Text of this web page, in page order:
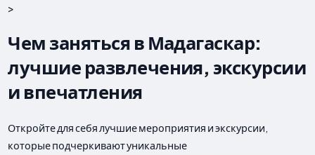
>
Чем заняться в Мадагаскар:
лучшие развлечения, экскурсии
и впечатления
Откройте для себя лучшие мероприятия и экскурсии,
которые подчеркивают уникальные